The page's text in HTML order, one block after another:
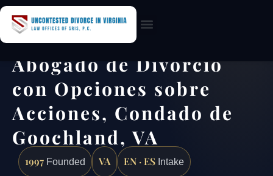
Abogado de Divorcio
con Opciones sobre
Acciones, Condado de
Goochland, VA
1997 Founded VA EN · ES Intake